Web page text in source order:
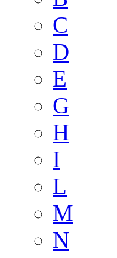
C
D
E
G
H
I
L
M
N